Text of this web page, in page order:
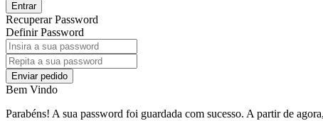
Entrar
Recuperar Password
Definir Password
Enviar pedido
Bem Vindo
Parabéns! A sua password foi guardada com sucesso. A partir de